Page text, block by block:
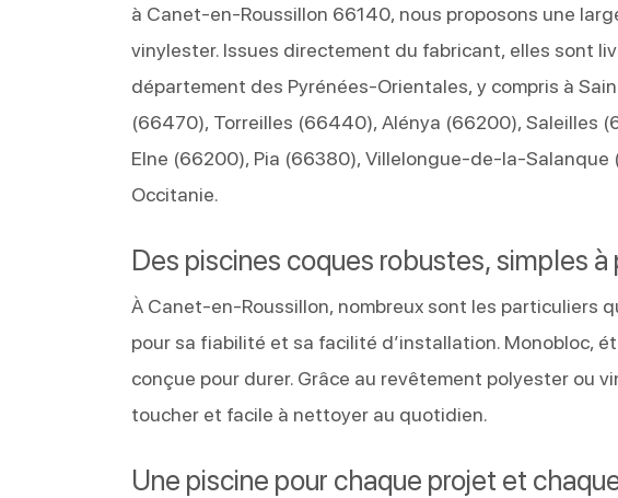
à Canet-en-Roussillon 66140, nous proposons une
vinylester. Issues directement du fabricant, elles sont
département des Pyrénées-Orientales, y compris à
(66470), Torreilles (66440), Alénya (66200), Saleilles
Elne (66200), Pia (66380), Villelongue-de-la-
Occitanie.
Des piscines coques robustes, simples à
À Canet-en-Roussillon, nombreux sont les particuliers
pour sa fiabilité et sa facilité d’installation. Monobloc,
conçue pour durer. Grâce au revêtement polyester ou
toucher et facile à nettoyer au quotidien.
Une piscine pour chaque projet et